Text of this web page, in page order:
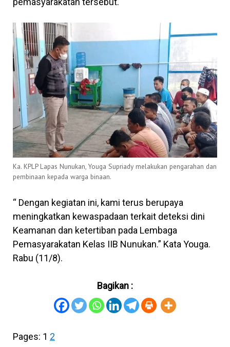
Ka. KPLP Lapas Nunukan, Youga Supriady melakukan pengarahan dan
pembinaan kepada warga binaan.
“ Dengan kegiatan ini, kami terus berupaya
meningkatkan kewaspadaan terkait deteksi dini
Keamanan dan ketertiban pada Lembaga
Pemasyarakatan Kelas IIB Nunukan.” Kata Youga.
Rabu (11/8).
Bagikan :
Pages: 1 2